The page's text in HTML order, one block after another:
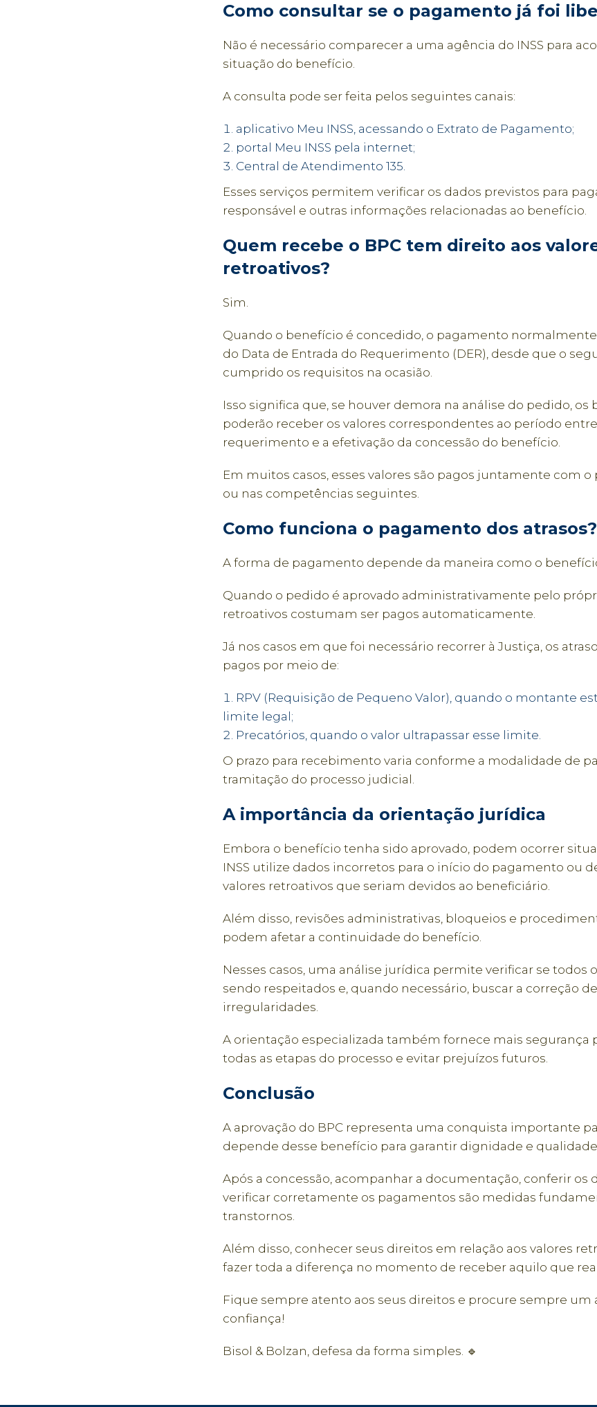
Como consultar se o pagamento já foi
Não é necessário comparecer a uma agência do INSS para
situação do benefício.
A consulta pode ser feita pelos seguintes canais:
aplicativo Meu INSS, acessando o Extrato de Pagamento;
portal Meu INSS pela internet;
Central de Atendimento 135.
Esses serviços permitem verificar os dados previstos para
responsável e outras informações relacionadas ao benefício.
Quem recebe o BPC tem direito aos
retroativos?
Sim.
Quando o benefício é concedido, o pagamento
do Data de Entrada do Requerimento (DER), desde que o
cumprido os requisitos na ocasião.
Isso significa que, se houver demora na análise do pedido, os
poderão receber os valores correspondentes ao período
requerimento e a efetivação da concessão do benefício.
Em muitos casos, esses valores são pagos juntamente com
ou nas competências seguintes.
Como funciona o pagamento dos atrasos?
A forma de pagamento depende da maneira como o
Quando o pedido é aprovado administrativamente pelo
retroativos costumam ser pagos automaticamente.
Já nos casos em que foi necessário recorrer à Justiça, os
pagos por meio de:
RPV (Requisição de Pequeno Valor), quando o montante
limite legal;
Precatórios, quando o valor ultrapassar esse limite.
O prazo para recebimento varia conforme a modalidade de
tramitação do processo judicial.
A importância da orientação jurídica
Embora o benefício tenha sido aprovado, podem ocorrer
INSS utilize dados incorretos para o início do pagamento ou
valores retroativos que seriam devidos ao beneficiário.
Além disso, revisões administrativas, bloqueios e
podem afetar a continuidade do benefício.
Nesses casos, uma análise jurídica permite verificar se todos
sendo respeitados e, quando necessário, buscar a correção
irregularidades.
A orientação especializada também fornece mais segurança
todas as etapas do processo e evitar prejuízos futuros.
Conclusão
A aprovação do BPC representa uma conquista importante
depende desse benefício para garantir dignidade e
Após a concessão, acompanhar a documentação, conferir os
verificar corretamente os pagamentos são medidas
transtornos.
Além disso, conhecer seus direitos em relação aos valores
fazer toda a diferença no momento de receber aquilo que
Fique sempre atento aos seus direitos e procure sempre um
confiança!
Bisol & Bolzan, defesa da forma simples. 🔹